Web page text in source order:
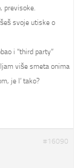
previsoke.
svoje utiske o
i “third party”
više smeta onima
je l’ tako?
#16090